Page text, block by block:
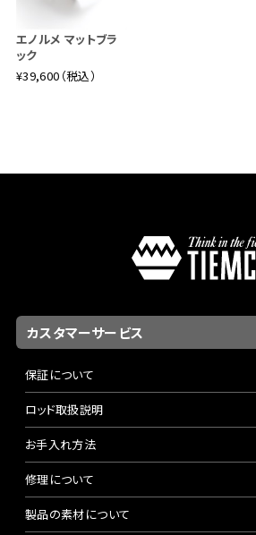
エノルメ マットブラ
ック
¥39,600（税込）
カスタマーサービス
保証について
ロッド取扱説明
お手入れ方法
修理について
製品の素材について